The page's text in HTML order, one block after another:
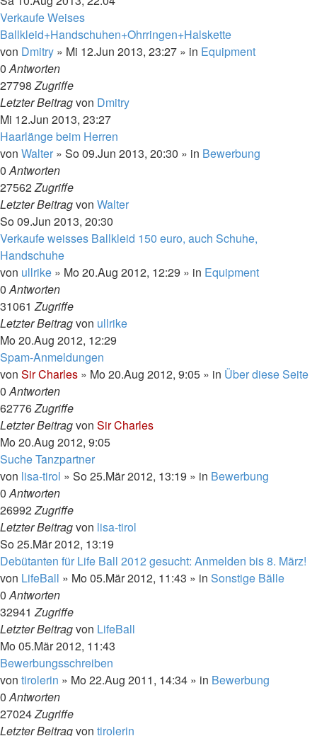
Verkaufe Weises
Ballkleid+Handschuhen+Ohrringen+Halskette
von Dmitry » Mi 12.Jun 2013, 23:27 » in Equipment
0Antworten
27798Zugriffe
Letzter Beitragvon Dmitry
Mi 12.Jun 2013, 23:27
Haarlänge beim Herren
von Walter » So 09.Jun 2013, 20:30 » in Bewerbung
0Antworten
27562Zugriffe
Letzter Beitragvon Walter
So 09.Jun 2013, 20:30
Verkaufe weisses Ballkleid 150 euro, auch Schuhe,
Handschuhe
von ullrike » Mo 20.Aug 2012, 12:29 » in Equipment
0Antworten
31061Zugriffe
Letzter Beitragvon ullrike
Mo 20.Aug 2012, 12:29
Spam-Anmeldungen
von Sir Charles » Mo 20.Aug 2012, 9:05 » in Über diese Seite
0Antworten
62776Zugriffe
Letzter Beitragvon Sir Charles
Mo 20.Aug 2012, 9:05
Suche Tanzpartner
von lisa-tirol » So 25.Mär 2012, 13:19 » in Bewerbung
0Antworten
26992Zugriffe
Letzter Beitragvon lisa-tirol
So 25.Mär 2012, 13:19
Debütanten für Life Ball 2012 gesucht: Anmelden bis 8. März!
von LifeBall » Mo 05.Mär 2012, 11:43 » in Sonstige Bälle
0Antworten
32941Zugriffe
Letzter Beitragvon LifeBall
Mo 05.Mär 2012, 11:43
Bewerbungsschreiben
von tirolerin » Mo 22.Aug 2011, 14:34 » in Bewerbung
0Antworten
27024Zugriffe
Letzter Beitragvon tirolerin